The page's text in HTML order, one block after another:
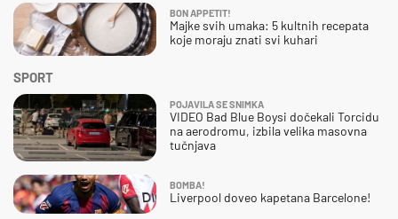
SPORT
POJAVILA SE SNIMKA
VIDEO Bad Blue Boysi dočekali Torcidu
na aerodromu, izbila velika masovna
tučnjava
BOMBA!
Liverpool doveo kapetana Barcelone!
BON APPETIT!
Majke svih umaka: 5 kultnih recepata
koje moraju znati svi kuhari